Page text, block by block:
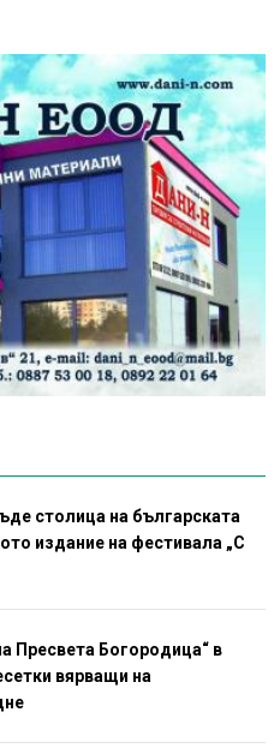
столица на българската
издание на фестивала „С
Пресвета Богородица“ в
вярващи на